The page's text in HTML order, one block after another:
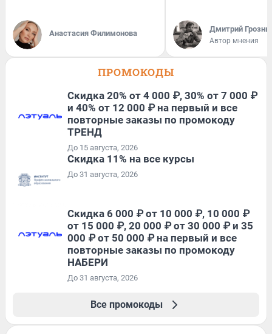
Анастасия Филимонова Дмитрий
Автор мнения
ПРОМОКОДЫ
Скидка 20% от 4 000 ₽, 30% от 7 000 ₽
и 40% от 12 000 ₽ на первый и все
повторные заказы по промокоду
ТРЕНД
До 15 августа, 2026
Скидка 11% на все курсы
До 31 августа, 2026
Скидка 6 000 ₽ от 10 000 ₽, 10 000 ₽
от 15 000 ₽, 20 000 ₽ от 30 000 ₽ и 35
000 ₽ от 50 000 ₽ на первый и все
повторные заказы по промокоду
НАБЕРИ
До 31 августа, 2026
Все промокоды